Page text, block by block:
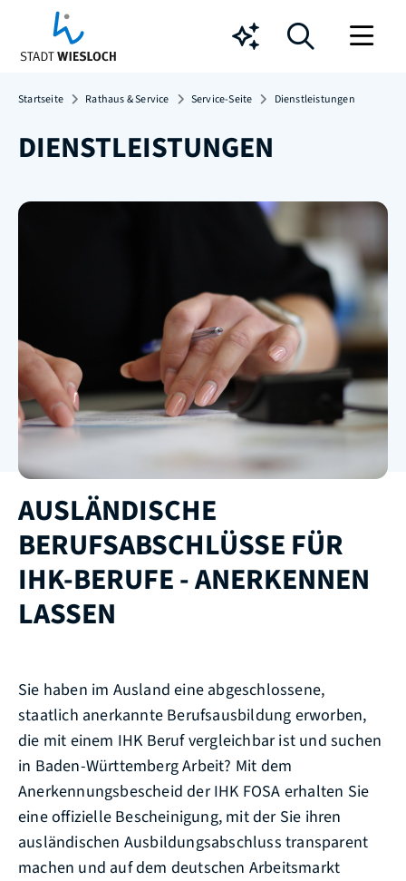
Chatbot
Startseite Rathaus & Service Service-Seite Dienstleistungen
DIENSTLEISTUNGEN
AUSLÄNDISCHE
BERUFSABSCHLÜSSE FÜR
IHK-BERUFE - ANERKENNEN
LASSEN
Sie haben im Ausland eine abgeschlossene,
staatlich anerkannte Berufsausbildung erworben,
die mit einem IHK Beruf vergleichbar ist und suchen
in Baden-Württemberg Arbeit? Mit dem
Anerkennungsbescheid der IHK FOSA erhalten Sie
eine offizielle Bescheinigung, mit der Sie ihren
ausländischen Ausbildungsabschluss transparent
machen und auf dem deutschen Arbeitsmarkt